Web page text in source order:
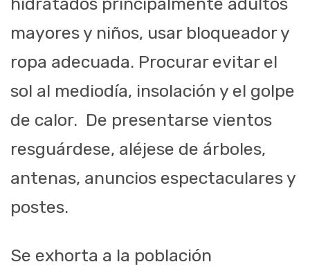
hidratados principalmente adultos
mayores y niños, usar bloqueador y
ropa adecuada. Procurar evitar el
sol al mediodía, insolación y el golpe
de calor. De presentarse vientos
resguárdese, aléjese de árboles,
antenas, anuncios espectaculares y
postes.
Se exhorta a la población